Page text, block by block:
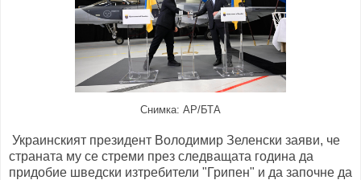
Снимка: АР/БТА
Украинският президент Володимир Зеленски заяви, че
страната му се стреми през следващата година да
придобие шведски изтребители "Грипен" и да започне да